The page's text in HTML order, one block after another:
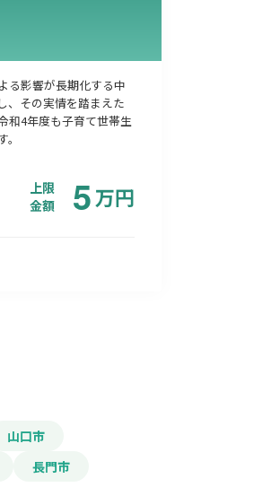
る影響が長期化する中
、その実情を踏まえた
和4年度も子育て世帯生
上限
金額
5万円
山口市
長門市